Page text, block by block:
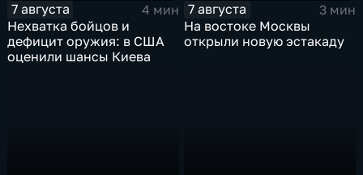
7 августа
4 мин
Нехватка бойцов и
дефицит оружия: в США
оценили шансы Киева
7 августа
3 мин
На востоке Москвы
открыли новую эстакаду